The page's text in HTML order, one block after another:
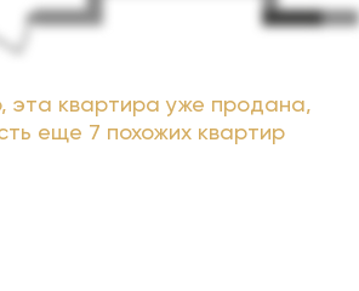
эта квартира уже продана,
еще 7 похожих квартир